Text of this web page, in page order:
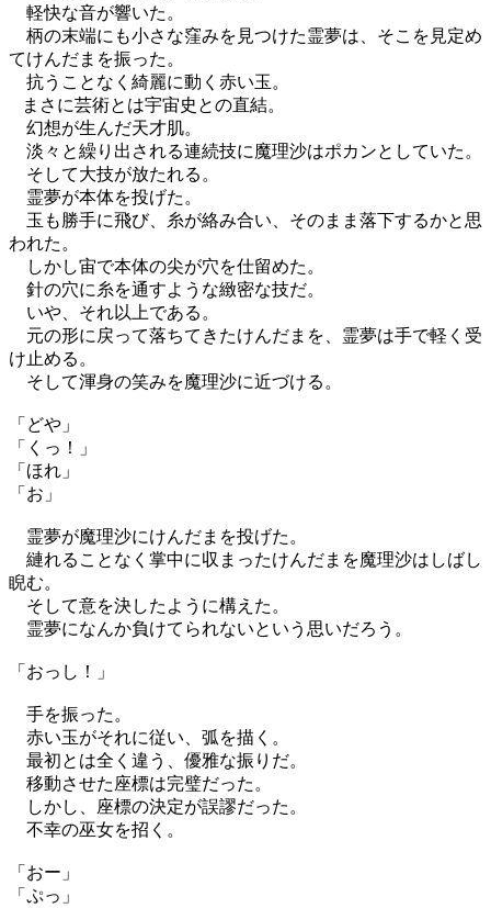
軽快な音が響いた。
柄の末端にも小さな窪みを見つけた霊夢は、そこを見定め
てけんだまを振った。
抗うことなく綺麗に動く赤い玉。
まさに芸術とは宇宙史との直結。
幻想が生んだ天才肌。
淡々と繰り出される連続技に魔理沙はポカンとしていた。
そして大技が放たれる。
霊夢が本体を投げた。
玉も勝手に飛び、糸が絡み合い、そのまま落下するかと思
われた。
しかし宙で本体の尖が穴を仕留めた。
針の穴に糸を通すような緻密な技だ。
いや、それ以上である。
元の形に戻って落ちてきたけんだまを、霊夢は手で軽く受
け止める。
そして渾身の笑みを魔理沙に近づける。
「どや」
「くっ！」
「ほれ」
「お」
霊夢が魔理沙にけんだまを投げた。
縺れることなく掌中に収まったけんだまを魔理沙はしばし
睨む。
そして意を決したように構えた。
霊夢になんか負けてられないという思いだろう。
「おっし！」
手を振った。
赤い玉がそれに従い、弧を描く。
最初とは全く違う、優雅な振りだ。
移動させた座標は完璧だった。
しかし、座標の決定が誤謬だった。
不幸の巫女を招く。
「おー」
「ぷっ」